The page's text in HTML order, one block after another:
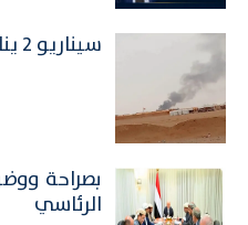
سيناريو 2 يناير 2026م ينعاد من جديد
بصراحة
الرئاسي